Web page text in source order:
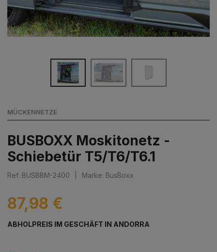
MÜCKENNETZE
BUSBOXX Moskitonetz -
Schiebetür T5/T6/T6.1
Ref: BUSBBM-2400 Marke: BusBoxx
87,98 €
ABHOLPREIS IM GESCHÄFT IN ANDORRA